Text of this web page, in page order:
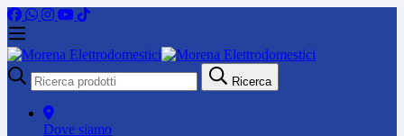
Ricerca
per:
Ricerca
Dove siamo